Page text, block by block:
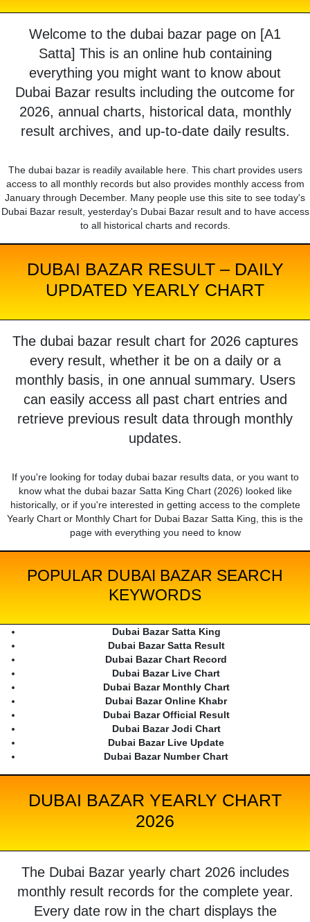
Welcome to the dubai bazar page on [A1
Satta] This is an online hub containing
everything you might want to know about
Dubai Bazar results including the outcome for
2026, annual charts, historical data, monthly
result archives, and up-to-date daily results.
The dubai bazar is readily available here. This chart provides users
access to all monthly records but also provides monthly access from
January through December. Many people use this site to see today's
Dubai Bazar result, yesterday's Dubai Bazar result and to have access
to all historical charts and records.
DUBAI BAZAR RESULT – DAILY
UPDATED YEARLY CHART
The dubai bazar result chart for 2026 captures
every result, whether it be on a daily or a
monthly basis, in one annual summary. Users
can easily access all past chart entries and
retrieve previous result data through monthly
updates.
If you're looking for today dubai bazar results data, or you want to
know what the dubai bazar Satta King Chart (2026) looked like
historically, or if you're interested in getting access to the complete
Yearly Chart or Monthly Chart for Dubai Bazar Satta King, this is the
page with everything you need to know
POPULAR DUBAI BAZAR SEARCH
KEYWORDS
Dubai Bazar Satta King
Dubai Bazar Satta Result
Dubai Bazar Chart Record
Dubai Bazar Live Chart
Dubai Bazar Monthly Chart
Dubai Bazar Online Khabr
Dubai Bazar Official Result
Dubai Bazar Jodi Chart
Dubai Bazar Live Update
Dubai Bazar Number Chart
DUBAI BAZAR YEARLY CHART
2026
The Dubai Bazar yearly chart 2026 includes
monthly result records for the complete year.
Every date row in the chart displays the